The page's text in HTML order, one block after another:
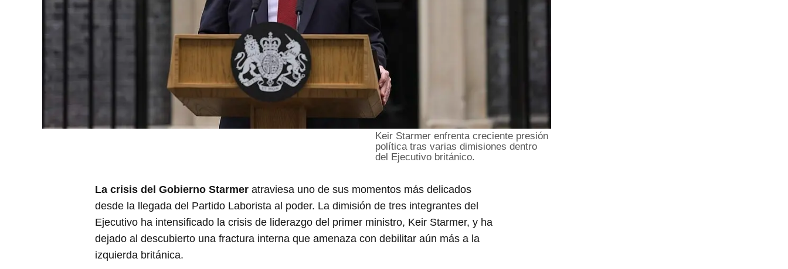
Keir Starmer enfrenta creciente presión
política tras varias dimisiones dentro
del Ejecutivo británico.
La crisis del Gobierno Starmer atraviesa uno de sus momentos más delicados
desde la llegada del Partido Laborista al poder. La dimisión de tres integrantes del
Ejecutivo ha intensificado la crisis de liderazgo del primer ministro, Keir Starmer, y ha
dejado al descubierto una fractura interna que amenaza con debilitar aún más a la
izquierda británica.